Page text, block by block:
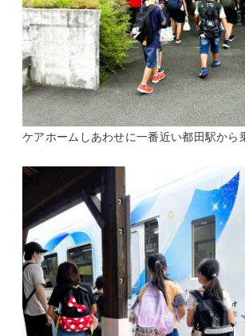
ケアホームしあわせに一番近い都田駅から